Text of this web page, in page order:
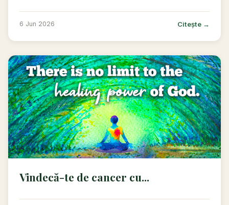
6 Jun 2026 Citește →
Vindecă-te de cancer cu...